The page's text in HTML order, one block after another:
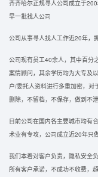
齐齐哈尔正规寻人公司成立于
早一批找人公司
公司从事寻人找人工作近20年，
公司现有员工40余人，其中百分
案情顾问，其余学历均为大专及
户/委托人资料进行多重加密，对
删除，不留档，不保存，做到不
目前公司在国内各主要城市均有
术业有专攻，公司成立近20年只
我们本着对客户负责，隐私安全
所有客户承诺，不成功不收费，